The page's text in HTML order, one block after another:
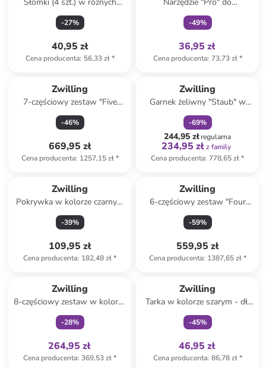
kolorach - dł. 23 cm
-27%
40,95 zł
Cena producenta: 56,33 zł*
formowania kulek - dł. 17,5
cm
-49%
36,95 zł
Cena producenta: 73,73 zł*
Zwilling
7-częściowy zestaw "Five
Star" w kolorze
jasnobrązowo-czarnym
-46%
669,95 zł
Cena producenta: 1257,15 zł*
Zwilling
Garnek żeliwny "Staub" w
kolorze czarnym - 2 l
-69%
244,95 złregularna
234,95 zł z family
Cena producenta: 778,65 zł*
Zwilling
Pokrywka w kolorze czarnym
do garnka - Ø 26 cm
-39%
109,95 zł
Cena producenta: 182,48 zł*
Zwilling
6-częściowy zestaw "Four
Star" w kolorze
jasnobrązowo-czarnym
-59%
559,95 zł
Cena producenta: 1387,65 zł*
Zwilling
8-częściowy zestaw w kolorze
biało-niebieskim do
pakowania próżniowego
-28%
264,95 zł
Cena producenta: 369,53 zł*
Zwilling
Tarka w kolorze szarym - dł.
27 cm
-45%
46,95 zł
Cena producenta: 86,78 zł*